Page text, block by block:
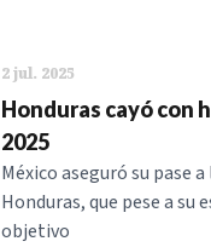
2 jul. 2025
Honduras cayó con
2025
México aseguró su pase
Honduras, que pese a
objetivo